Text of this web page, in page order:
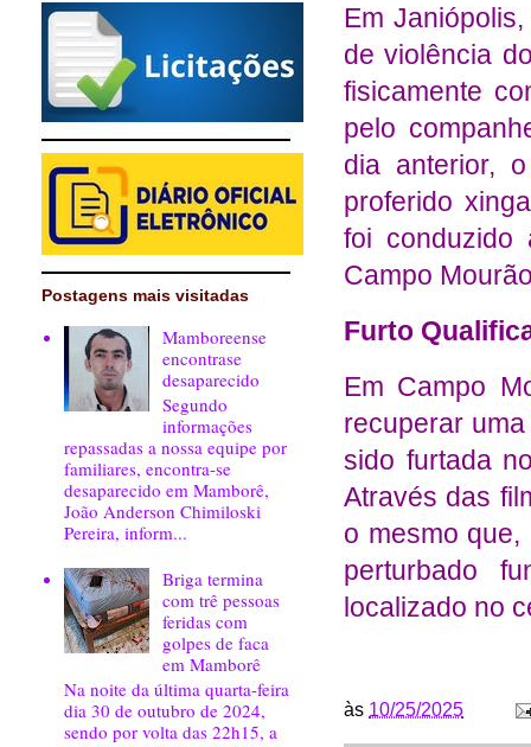
Em
de violência
fisicamente
pelo
dia anterior,
proferido
foi conduzido
Campo
Furto
Em Campo
recuperar
sido furtada
Através das
o mesmo
perturbado
localizado no
às 10/25/2025
Postagens mais visitadas
Mamboreense
encontrase
desaparecido
Segundo
informações
repassadas a nossa equipe por
familiares, encontra-se
desaparecido em Mamborê,
João Anderson Chimiloski
Pereira, inform...
Briga termina
com trê pessoas
feridas com
golpes de faca
em Mamborê
Na noite da última quarta-feira
dia 30 de outubro de 2024,
sendo por volta das 22h15, a